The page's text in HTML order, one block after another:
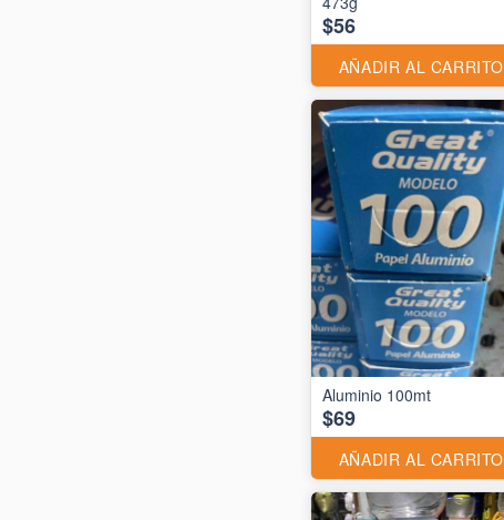
$56
AÑADIR AL CARRITO
$69
AÑADIR AL CARRITO